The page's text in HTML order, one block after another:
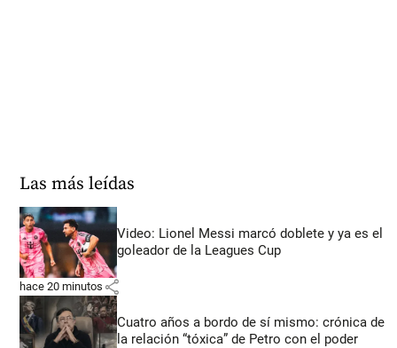
Las más leídas
Video: Lionel Messi marcó doblete y ya es el
goleador de la Leagues Cup
hace 20 minutos share
Cuatro años a bordo de sí mismo: crónica de
la relación “tóxica” de Petro con el poder